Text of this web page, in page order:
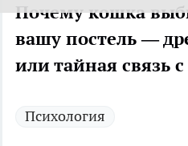
Почему кошка
вашу постель —
или тайная связь
Психология